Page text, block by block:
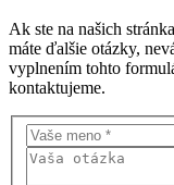
Ak ste na našich
máte ďalšie otázky,
vyplnením tohto
kontaktujeme.